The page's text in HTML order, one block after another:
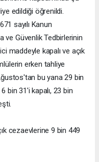
edildiği öğrenildi.
sayılı Kanun
ve Güvenlik Tedbirlerinin
maddeyle kapalı ve açık
erken tahliye
bu yana 29 bin
bin 31'i kapalı, 23 bin
cezaevlerine 9 bin 449